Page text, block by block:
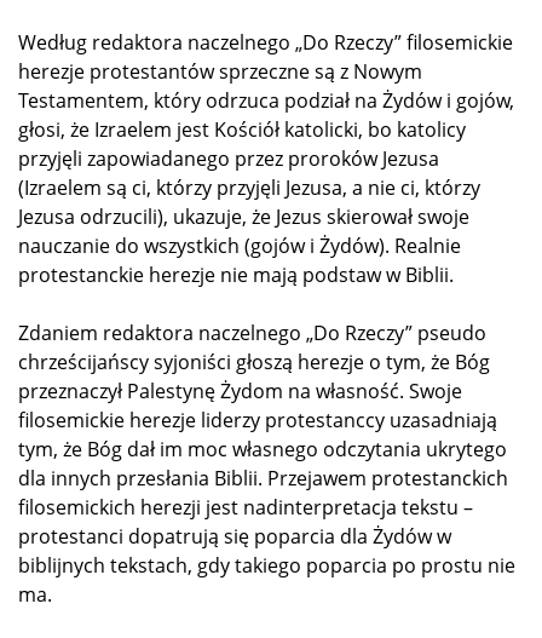
Według redaktora naczelnego „Do Rzeczy” filosemickie
herezje protestantów sprzeczne są z Nowym
Testamentem, który odrzuca podział na Żydów i gojów,
głosi, że Izraelem jest Kościół katolicki, bo katolicy
przyjęli zapowiadanego przez proroków Jezusa
(Izraelem są ci, którzy przyjęli Jezusa, a nie ci, którzy
Jezusa odrzucili), ukazuje, że Jezus skierował swoje
nauczanie do wszystkich (gojów i Żydów). Realnie
protestanckie herezje nie mają podstaw w Biblii.
Zdaniem redaktora naczelnego „Do Rzeczy” pseudo
chrześcijańscy syjoniści głoszą herezje o tym, że Bóg
przeznaczył Palestynę Żydom na własność. Swoje
filosemickie herezje liderzy protestanccy uzasadniają
tym, że Bóg dał im moc własnego odczytania ukrytego
dla innych przesłania Biblii. Przejawem protestanckich
filosemickich herezji jest nadinterpretacja tekstu –
protestanci dopatrują się poparcia dla Żydów w
biblijnych tekstach, gdy takiego poparcia po prostu nie
ma.